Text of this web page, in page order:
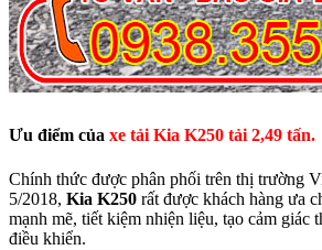
Ưu điểm của xe tải Kia K250 tải 2,49 tấn.
Chính thức được phân phối trên thị trường
5/2018, Kia K250 rất được khách hàng ưa
mạnh mẽ, tiết kiệm nhiện liệu, tạo cảm giác
điều khiển.